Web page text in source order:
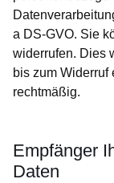
a DS-GVO. Sie
widerrufen. Dies
bis zum Widerruf
rechtmäßig.
Empfänger
Daten